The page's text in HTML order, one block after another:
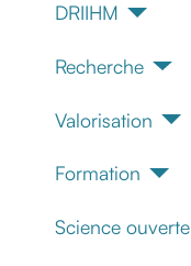
DRIIHM
Recherche
Valorisation
Formation
Science ouverte